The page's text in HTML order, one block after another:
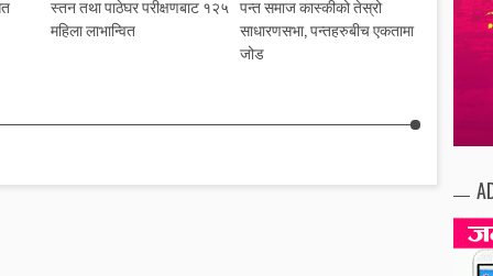
स्तन तथा पाठेघर परीक्षणबाट १२५
महिला लाभान्वित
पन्त समाज कास्कीको तेस्रो
साधारणसभा, पन्तहरुबीच एकतामा
जोड